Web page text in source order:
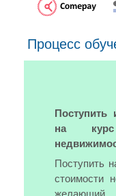
Процесс
Поступить
на курс
Поступить
стоимости